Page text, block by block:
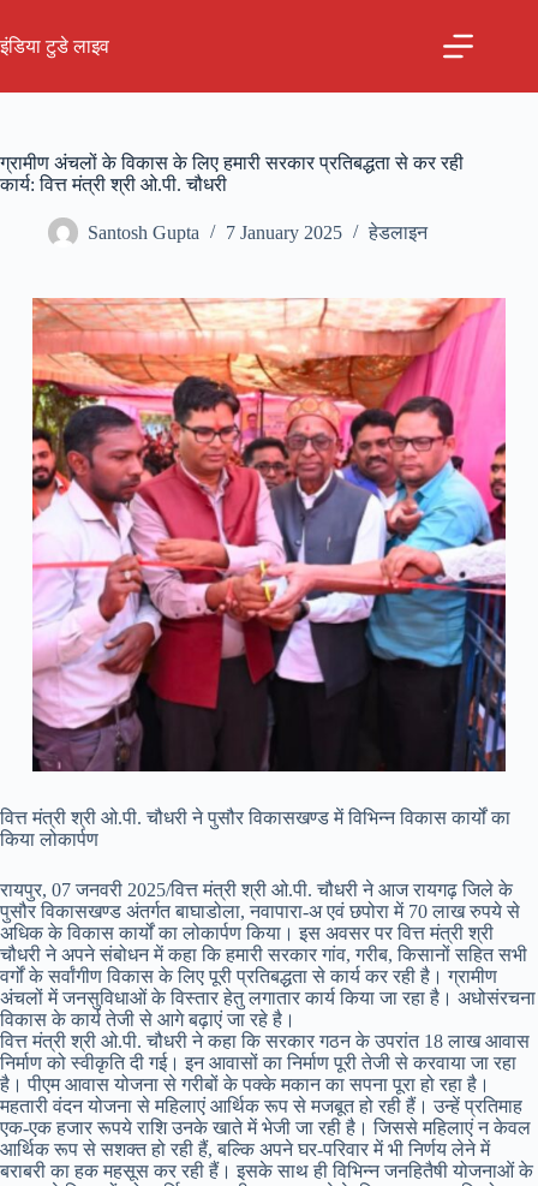
content
इंडिया टुडे लाइव
ग्रामीण अंचलों के विकास के लिए हमारी सरकार प्रतिबद्धता से कर रही
कार्य: वित्त मंत्री श्री ओ.पी. चौधरी
Santosh Gupta 7 January 2025 हेडलाइन
वित्त मंत्री श्री ओ.पी. चौधरी ने पुसौर विकासखण्ड में विभिन्न विकास कार्यों का
किया लोकार्पण
रायपुर, 07 जनवरी 2025/वित्त मंत्री श्री ओ.पी. चौधरी ने आज रायगढ़ जिले के
पुसौर विकासखण्ड अंतर्गत बाघाडोला, नवापारा-अ एवं छपोरा में 70 लाख रुपये से
अधिक के विकास कार्यों का लोकार्पण किया। इस अवसर पर वित्त मंत्री श्री
चौधरी ने अपने संबोधन में कहा कि हमारी सरकार गांव, गरीब, किसानों सहित सभी
वर्गों के सर्वांगीण विकास के लिए पूरी प्रतिबद्धता से कार्य कर रही है। ग्रामीण
अंचलों में जनसुविधाओं के विस्तार हेतु लगातार कार्य किया जा रहा है। अधोसंरचना
विकास के कार्य तेजी से आगे बढ़ाएं जा रहे है।
वित्त मंत्री श्री ओ.पी. चौधरी ने कहा कि सरकार गठन के उपरांत 18 लाख आवास
निर्माण को स्वीकृति दी गई। इन आवासों का निर्माण पूरी तेजी से करवाया जा रहा
है। पीएम आवास योजना से गरीबों के पक्के मकान का सपना पूरा हो रहा है।
महतारी वंदन योजना से महिलाएं आर्थिक रूप से मजबूत हो रही हैं। उन्हें प्रतिमाह
एक-एक हजार रूपये राशि उनके खाते में भेजी जा रही है। जिससे महिलाएं न केवल
आर्थिक रूप से सशक्त हो रही हैं, बल्कि अपने घर-परिवार में भी निर्णय लेने में
बराबरी का हक महसूस कर रही हैं। इसके साथ ही विभिन्न जनहितैषी योजनाओं के